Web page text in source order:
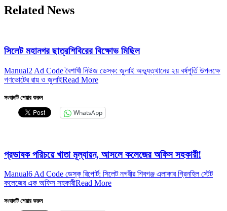
Related News
সিলেট মহানগর ছাত্রশিবিরের বিক্ষোভ মিছিল
Manual2 Ad Code বৈশাখী নিউজ ডেস্ক: জুলাই অভ্যুত্থানের ২য় বর্ষপূর্তি উপলক্ষে
গণভোটের রায় ও জুলাইRead More
সংবাদটি শেয়ার করুন
WhatsApp
প্রভাষক পরিচয়ে খাতা মূল্যায়ন, আসলে কলেজের অফিস সহকারী!
Manual6 Ad Code ডেস্ক রিপোর্ট: সিলেট নগরীর শিবগঞ্জ এলাকার গ্রিনহিল স্টেট
কলেজের এক অফিস সহকারীRead More
সংবাদটি শেয়ার করুন